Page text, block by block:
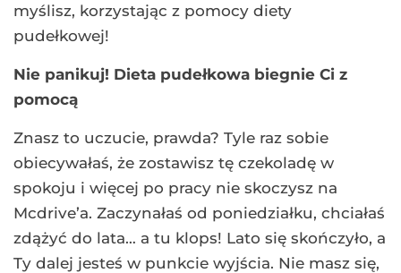
myślisz, korzystając z pomocy diety
pudełkowej!
Nie panikuj! Dieta pudełkowa biegnie Ci z
pomocą
Znasz to uczucie, prawda? Tyle raz sobie
obiecywałaś, że zostawisz tę czekoladę w
spokoju i więcej po pracy nie skoczysz na
Mcdrive’a. Zaczynałaś od poniedziałku, chciałaś
zdążyć do lata… a tu klops! Lato się skończyło, a
Ty dalej jesteś w punkcie wyjścia. Nie masz się,